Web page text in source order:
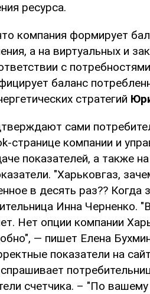
ресурса.
компания формирует
а на виртуальных и
с
баланс
стратегий
сами
странице компании и
показателей, а также
"Харьковгаз,
в десять раз?? Когда
Инна Черненко.
Нет опции компании
— пишет Елена
показатели на
счетчика. – "По